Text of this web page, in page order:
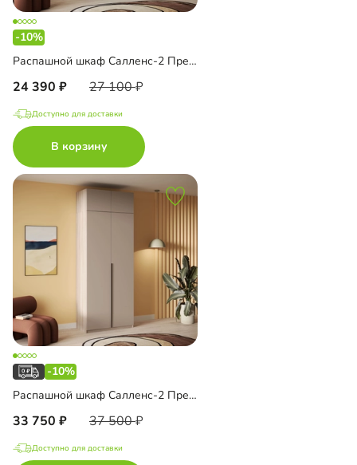
-10%
Распашной шкаф Салленс-2 Премиум
24 390 27 100
Доступно для доставки
В корзину
-10%
Распашной шкаф Салленс-2 Премиум с антресолью
33 750 37 500
Доступно для доставки